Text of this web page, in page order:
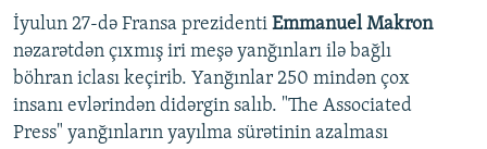
İyulun 27-də Fransa prezidenti Emmanuel Makron
nəzarətdən çıxmış iri meşə yanğınları ilə bağlı
böhran iclası keçirib. Yanğınlar 250 mindən çox
insanı evlərindən didərgin salıb. "The Associated
Press" yanğınların yayılma sürətinin azalması